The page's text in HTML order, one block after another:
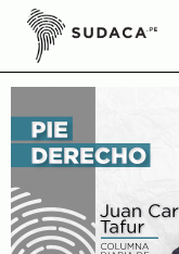
Skip
contentPetro